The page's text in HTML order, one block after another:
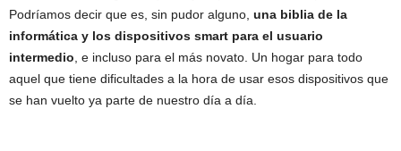
Podríamos decir que es, sin pudor alguno, una biblia de la
informática y los dispositivos smart para el usuario
intermedio , e incluso para el más novato. Un hogar para todo
aquel que tiene dificultades a la hora de usar esos dispositivos que
se han vuelto ya parte de nuestro día a día.